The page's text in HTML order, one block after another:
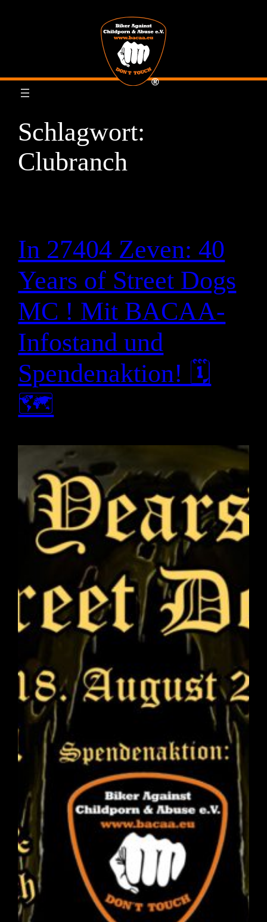
Schlagwort:
Clubranch
In 27404 Zeven: 40
Years of Street Dogs
MC ! Mit BACAA-
Infostand und
Spendenaktion! 🗓
🗺